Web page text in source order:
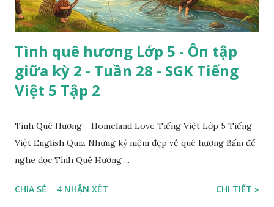
Tình quê hương Lớp 5 - Ôn tập
giữa kỳ 2 - Tuần 28 - SGK Tiếng
Việt 5 Tập 2
Tình Quê Hương - Homeland Love Tiếng Việt Lớp 5 Tiếng
Việt English Quiz Những kỷ niệm đẹp về quê hương Bấm để
nghe đọc Tình Quê Hương ...
CHIA SẺ 4 NHẬN XÉT CHI TIẾT »